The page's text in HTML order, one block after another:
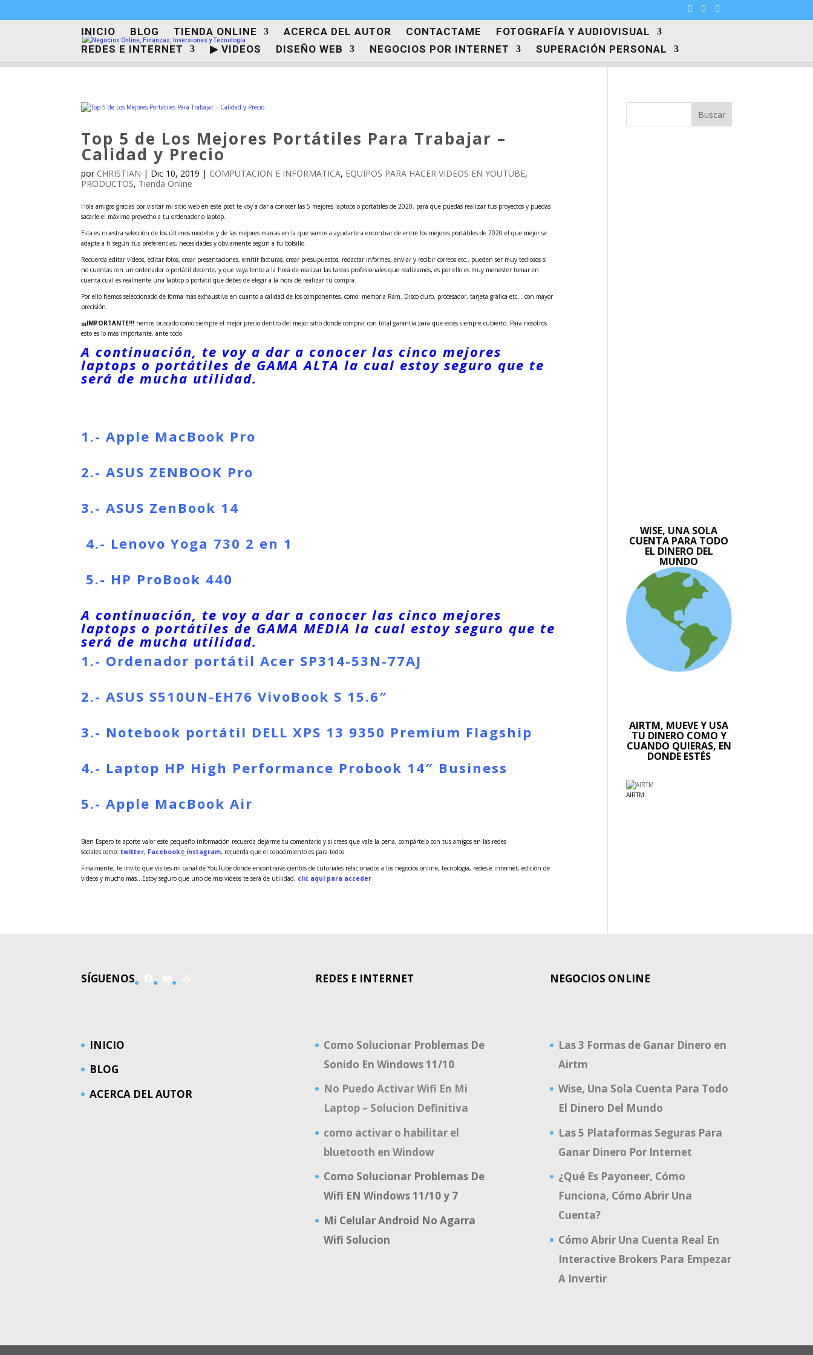
INICIO BLOG TIENDA ONLINE ACERCA DEL AUTOR CONTACTAME
FOTOGRAFÍA Y AUDIOVISUAL
REDES E INTERNET
▶ VIDEOS DISEÑO WEB NEGOCIOS POR INTERNET SUPERACIÓN PERSONAL
Top 5 de Los Mejores Portátiles Para Trabajar –
Calidad y Precio
por CHRISTIAN | Dic 10, 2019 | COMPUTACION E INFORMATICA, EQUIPOS PARA HACER VIDEOS EN YOUTUBE,
PRODUCTOS, Tienda Online
Hola amigos gracias por visitar mi sitio web en este post te voy a dar a conocer las 5 mejores laptops o portátiles de 2020, para que puedas realizar tus proyectos y puedas
sacarle el máximo provecho a tu ordenador o laptop.
Esta es nuestra selección de los últimos modelos y de las mejores marcas en la que vamos a ayudarte a encontrar de entre los mejores portátiles de 2020 el que mejor se
adapte a ti según tus preferencias, necesidades y obviamente según a tu bolsillo.
Recuerda editar vídeos, editar fotos, crear presentaciones, emitir facturas, crear presupuestos, redactar informes, enviar y recibir correos etc., pueden ser muy tediosos si
no cuentas con un ordenador o portátil decente, y que vaya lento a la hora de realizar las tareas profesionales que realizamos, es por ello es muy menester tomar en
cuenta cual es realmente una laptop o portátil que debes de elegir a la hora de realizar tu compra.
Por ello hemos seleccionado de forma más exhaustiva en cuanto a calidad de los componentes, como: memoria Ram, Disco duro, procesador, tarjeta gráfica etc… con mayor
precisión.
¡¡¡IMPORTANTE!!! hemos buscado como siempre el mejor precio dentro del mejor sitio donde comprar con total garantía para que estés siempre cubierto. Para nosotros
esto es lo más importante, ante todo.
A continuación, te voy a dar a conocer las cinco mejores
laptops o portátiles de GAMA ALTA la cual estoy seguro que te
será de mucha utilidad.
1.- Apple MacBook Pro
2.- ASUS ZENBOOK Pro
3.- ASUS ZenBook 14
4.- Lenovo Yoga 730 2 en 1
5.- HP ProBook 440
A continuación, te voy a dar a conocer las cinco mejores
laptops o portátiles de GAMA MEDIA la cual estoy seguro que te
será de mucha utilidad.
1.- Ordenador portátilAcer SP314-53N-77AJ
2.-ASUS S510UN-EH76 VivoBook S 15.6″
3.- Notebook portátil DELL XPS 13 9350 Premium Flagship
4.- Laptop HP High Performance Probook 14″ Business
5.-Apple MacBook Air
Bien Espero te aporte valor este pequeño información recuerda dejarme tu comentario y si crees que vale la pena, compártelo con tus amigos en las redes
sociales como:twitter, Facebook e instagram, recuerda que el conocimiento es para todos.
Finalmente, te invito que visites mi canal de YouTube donde encontrarás cientos de tutoriales relacionados a los negocios online, tecnología, redes e internet, edición de
videos y mucho más…Estoy seguro que uno de mis videos te será de utilidad, clic aquí para acceder
Buscar
WISE, UNA SOLA
CUENTA PARA TODO
EL DINERO DEL
MUNDO
AIRTM, MUEVE Y USA
TU DINERO COMO Y
CUANDO QUIERAS, EN
DONDE ESTÉS
AIRTM
SÍGUENOS
INICIO
BLOG
ACERCA DEL AUTOR
REDES E INTERNET
Como Solucionar Problemas De
Sonido En Windows 11/10
No Puedo Activar Wifi En Mi
Laptop – Solucion Definitiva
como activar o habilitar el
bluetooth en Window
Como Solucionar Problemas De
Wifi EN Windows 11/10 y 7
Mi Celular Android No Agarra
Wifi Solucion
NEGOCIOS ONLINE
Las 3 Formas de Ganar Dinero en
Airtm
Wise, Una Sola Cuenta Para Todo
El Dinero Del Mundo
Las 5 Plataformas Seguras Para
Ganar Dinero Por Internet
¿Qué Es Payoneer, Cómo
Funciona, Cómo Abrir Una
Cuenta?
Cómo Abrir Una Cuenta Real En
Interactive Brokers Para Empezar
A Invertir